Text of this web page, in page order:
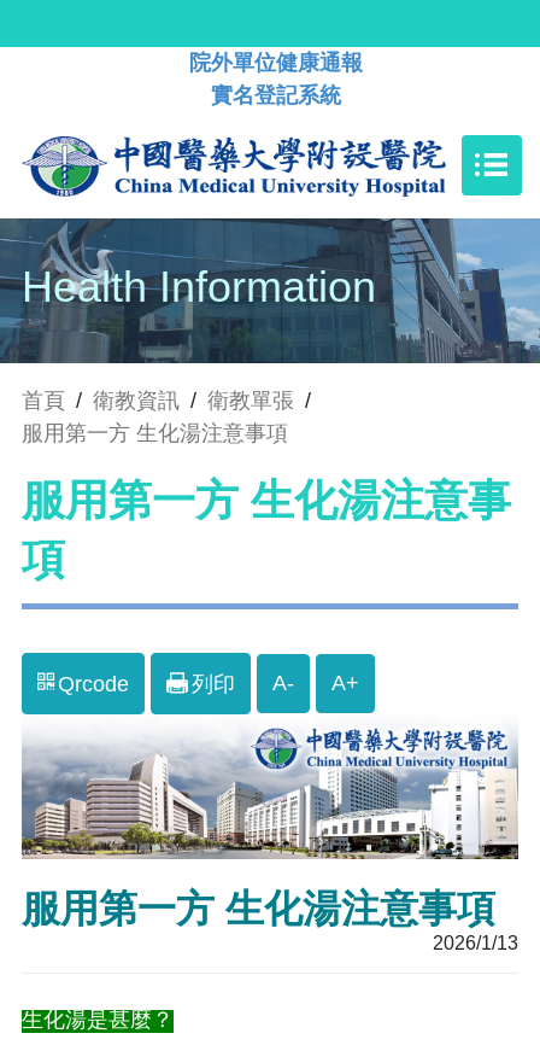
院外單位健康通報
實名登記系統
Health Information
首頁 / 衛教資訊 / 衛教單張 /
服用第一方 生化湯注意事項
服用第一方 生化湯注意事
項
Qrcode 列印 A- A+
服用第一方 生化湯注意事項
2026/1/13
生化湯是甚麼？